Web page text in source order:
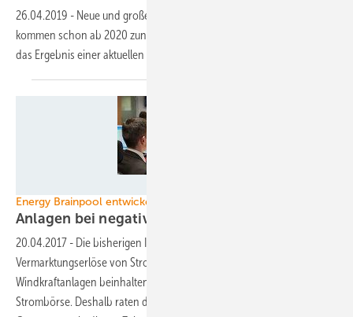
26.04.2019 - Neue und große Photovoltaikanlagen auf Freiflächen
kommen schon ab 2020 zunehmend ohne Marktprämie aus. Das ist
das Ergebnis einer aktuellen
Energy Brainpool entwickelt neuen Preisindex
Anlagen bei negativen Preisen
20.04.2017 - Die bisherigen Indizes zur Beurteilung der
Vermarktungserlöse von Strom aus Photovoltaik- und
Windkraftanlagen beinhalten immer die Zeiten negativer Preise an der
Strombörse. Deshalb raten die Experten von Energy Brainpool, die